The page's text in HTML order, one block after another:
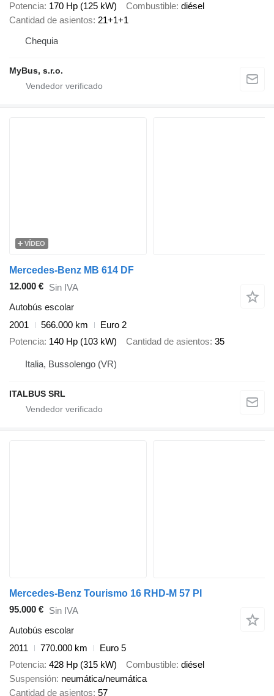
Potencia 170 Hp (125 kW) Combustible diésel
Cantidad de asientos 21+1+1
Chequia
MyBus, s.r.o.
VÍDEO
Mercedes-Benz MB 614 DF
12.000 € Sin IVA
Autobús escolar
2001
566.000 km
Euro 2
Potencia 140 Hp (103 kW) Cantidad de asientos 35
Italia, Bussolengo (VR)
ITALBUS SRL
Mercedes-Benz Tourismo 16 RHD-M 57 PI
95.000 € Sin IVA
Autobús escolar
2011
770.000 km
Euro 5
Potencia 428 Hp (315 kW) Combustible diésel
Suspensión neumática/neumática
Cantidad de asientos 57